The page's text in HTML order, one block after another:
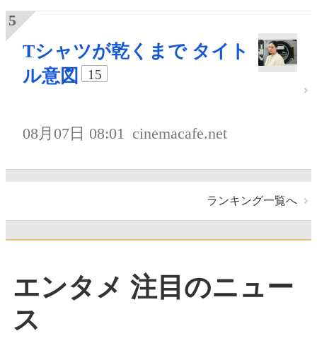
Tシャツが乾くまで タイト
ル意図
15
08月07日 08:01 cinemacafe.net
ランキング一覧へ
エンタメ 注目のニュー
ス